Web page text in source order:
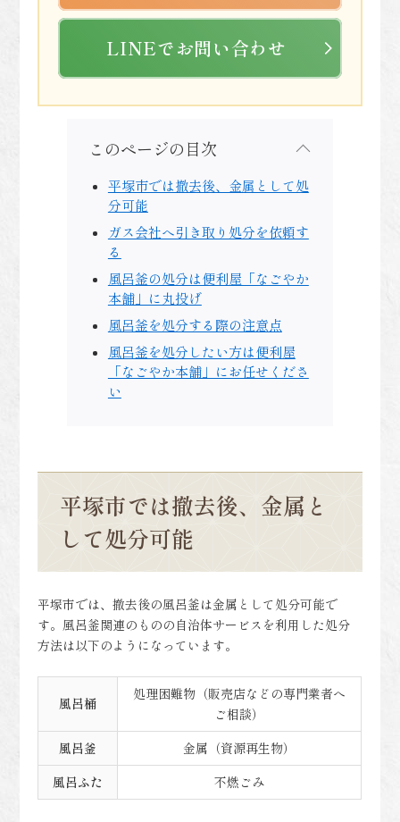
LINEでお問い合わせ
このページの目次
平塚市では撤去後、金属として処
分可能
ガス会社へ引き取り処分を依頼す
る
風呂釜の処分は便利屋「なごやか
本舗」に丸投げ
風呂釜を処分する際の注意点
風呂釜を処分したい方は便利屋
「なごやか本舗」にお任せくださ
い
平塚市では撤去後、金属と
して処分可能
平塚市では、撤去後の風呂釜は金属として処分可能で
す。風呂釜関連のものの自治体サービスを利用した処分
方法は以下のようになっています。
風呂桶
処理困難物（販売店などの専門業者へ
ご相談）
風呂釜
金属（資源再生物）
風呂ふた
不燃ごみ